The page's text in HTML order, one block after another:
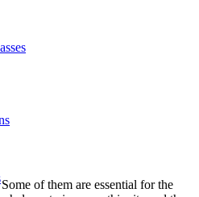
of them are essential for the